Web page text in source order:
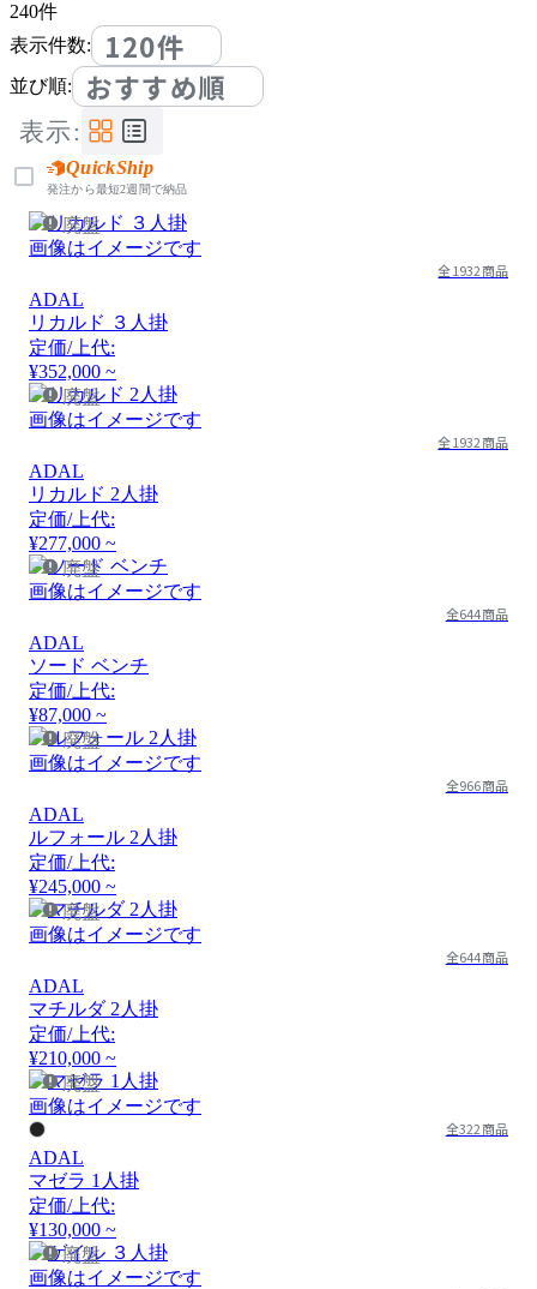
240件
表示件数:
120件
並び順: おすすめ順
表示:
QuickShip
発注から最短2週間で納品
廃盤
画像はイメージです
全1932商品
ADAL
リカルド ３人掛
定価/上代:
¥352,000 ~
廃盤
画像はイメージです
全1932商品
ADAL
リカルド 2人掛
定価/上代:
¥277,000 ~
廃盤
画像はイメージです
全644商品
ADAL
ソード ベンチ
定価/上代:
¥87,000 ~
廃盤
画像はイメージです
全966商品
ADAL
ルフォール 2人掛
定価/上代:
¥245,000 ~
廃盤
画像はイメージです
全644商品
ADAL
マチルダ 2人掛
定価/上代:
¥210,000 ~
廃盤
画像はイメージです
全322商品
ADAL
マゼラ 1人掛
定価/上代:
¥130,000 ~
廃盤
画像はイメージです